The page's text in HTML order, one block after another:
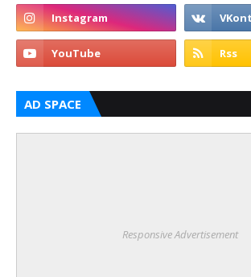
AD SPACE
Responsive Advertisement